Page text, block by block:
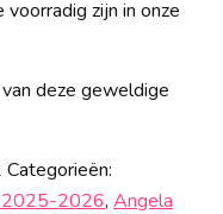
zijn in onze
deze geweldige
Categorieën:
2025-2026, Angela